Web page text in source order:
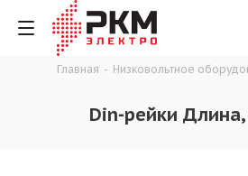
Главная - Низковольтное
Din-рейки